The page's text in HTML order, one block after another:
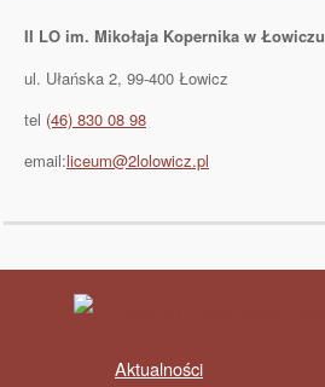
II LO im. Mikołaja Kopernika w Łowiczu
ul. Ułańska 2, 99-400 Łowicz
tel (46) 830 08 98
email:liceum@2lolowicz.pl
Aktualności